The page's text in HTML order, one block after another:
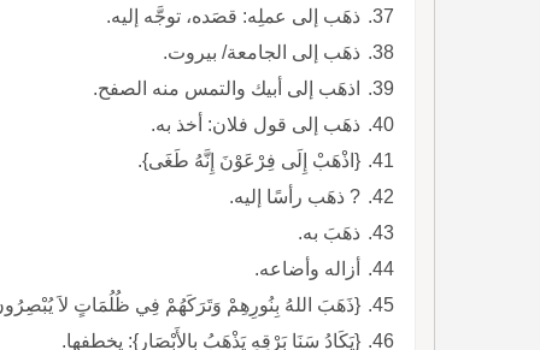
ذهَب إلى عملِه: قصَده، توجَّه إليه.
ذهَب إلى الجامعة/ بيروت.
اذهَب إلى أبيك والتمس منه الصفح.
ذهَب إلى قول فلان: أخذ به.
{اذْهَبْ إِلَى فِرْعَوْنَ إِنَّهُ طَغَى}.
? ذهَب رأسًا إليه.
ذهَبَ به.
أزاله وأضاعه.
{ذَهَبَ اللهُ بِنُورِهِمْ وَتَرَكَهُمْ فِي ظُلُمَاتٍ لاَ
{يَكَادُ سَنَا بَرْقِهِ يَذْهَبُ بِالأَبْصَارِ}: يخطفها.